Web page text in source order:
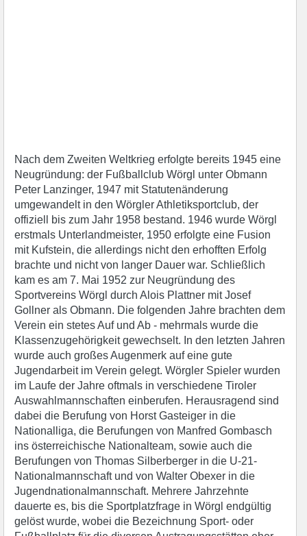
Nach dem Zweiten Weltkrieg erfolgte bereits 1945 eine
Neugründung: der Fußballclub Wörgl unter Obmann
Peter Lanzinger, 1947 mit Statutenänderung
umgewandelt in den Wörgler Athletiksportclub, der
offiziell bis zum Jahr 1958 bestand. 1946 wurde Wörgl
erstmals Unterlandmeister, 1950 erfolgte eine Fusion
mit Kufstein, die allerdings nicht den erhofften Erfolg
brachte und nicht von langer Dauer war. Schließlich
kam es am 7. Mai 1952 zur Neugründung des
Sportvereins Wörgl durch Alois Plattner mit Josef
Gollner als Obmann. Die folgenden Jahre brachten dem
Verein ein stetes Auf und Ab - mehrmals wurde die
Klassenzugehörigkeit gewechselt. In den letzten Jahren
wurde auch großes Augenmerk auf eine gute
Jugendarbeit im Verein gelegt. Wörgler Spieler wurden
im Laufe der Jahre oftmals in verschiedene Tiroler
Auswahlmannschaften einberufen. Herausragend sind
dabei die Berufung von Horst Gasteiger in die
Nationalliga, die Berufungen von Manfred Gombasch
ins österreichische Nationalteam, sowie auch die
Berufungen von Thomas Silberberger in die U-21-
Nationalmannschaft und von Walter Obexer in die
Jugendnationalmannschaft. Mehrere Jahrzehnte
dauerte es, bis die Sportplatzfrage in Wörgl endgültig
gelöst wurde, wobei die Bezeichnung Sport- oder